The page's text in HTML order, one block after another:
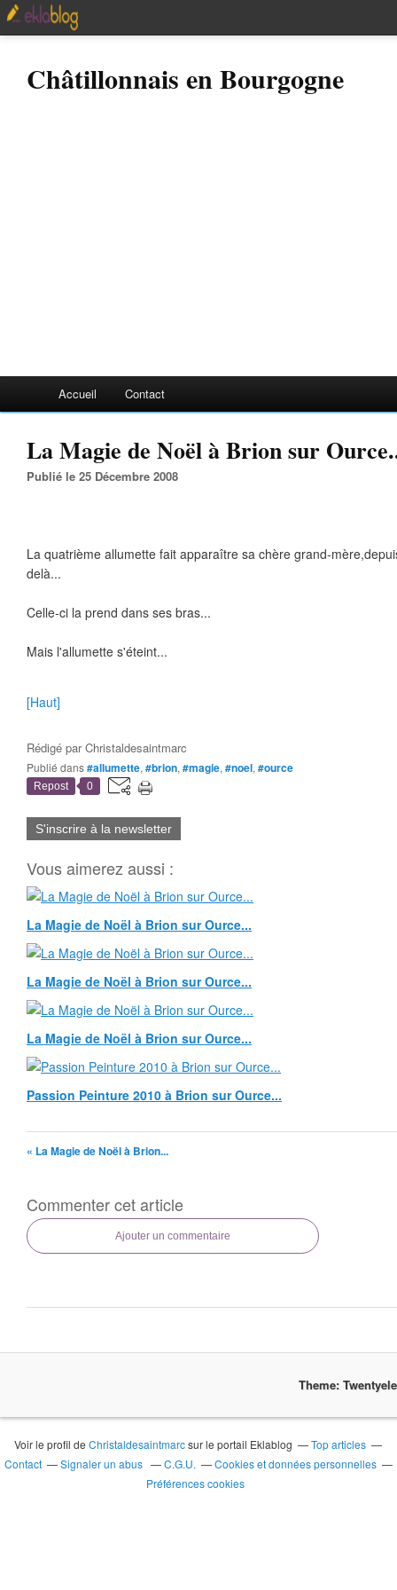
Châtillonnais en Bourgogne
Accueil Contact
La Magie de Noël à Brion sur
Publié le 25 Décembre 2008
La quatrième allumette fait apparaître sa chère grand-
delà...
Celle-ci la prend dans ses bras...
Mais l'allumette s'éteint...
[Haut]
Rédigé parChristaldesaintmarc
Publié dans#allumette, #brion, #magie, #noel, #ource
Repost 0
S'inscrire à la newsletter
Vous aimerez aussi :
La Magie de Noël à Brion sur Ource...
La Magie de Noël à Brion sur Ource...
La Magie de Noël à Brion sur Ource...
Passion Peinture 2010 à Brion sur Ource...
« La Magie de Noël à Brion...
Commenter cet article
Ajouter un commentaire
Theme:
Voir le profil deChristaldesaintmarcsur le portail Eklablog
Top articles
Contact
Signaler un abus C.G.U.
Cookies et données personnelles
Préférences cookies